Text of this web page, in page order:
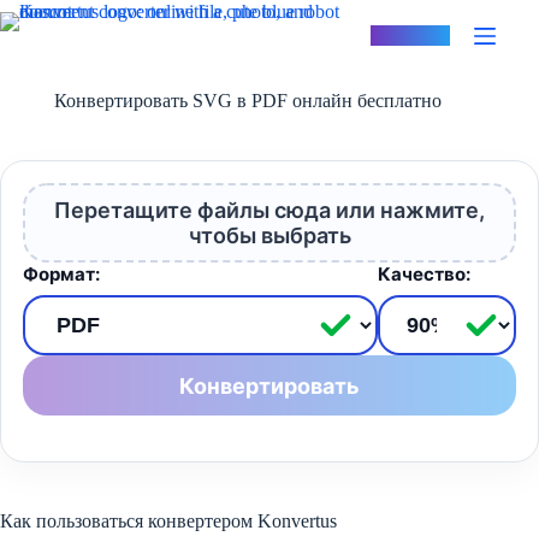
Перейти
к
Конвертировать SVG в PDF онлайн бесплатно
Перетащите файлы сюда или нажмите,
чтобы выбрать
Формат: Качество:
Конвертировать
Как пользоваться конвертером Konvertus